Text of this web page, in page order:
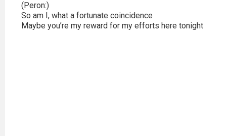
faktach
Thrillery
(Peron:)
So am I, what a fortunate coincidence
Maybe you’re my reward for my efforts here tonight